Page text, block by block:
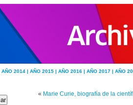
AÑO 2014 | AÑO 2015 | AÑO 2016 | AÑO 2017 | AÑO
« Marie Curie, biografía de la